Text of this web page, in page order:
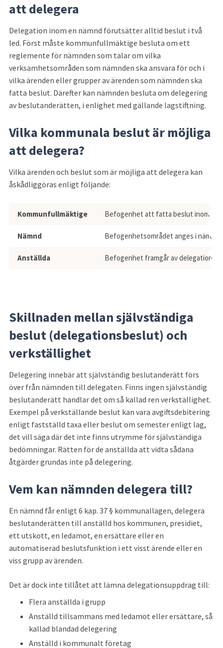
att delegera
Delegation inom en nämnd förutsätter alltid beslut i två
led. Först måste kommunfullmäktige besluta om ett
reglemente för nämnden som talar om vilka
verksamhetsområden som nämnden ska ansvara för och i
vilka ärenden eller grupper av ärenden som nämnden ska
fatta beslut. Därefter kan nämnden besluta om delegering
av beslutanderätten, i enlighet med gällande lagstiftning.
Vilka kommunala beslut är möjliga
att delegera?
Vilka ärenden och beslut som är möjliga att delegera kan
åskådliggöras enligt följande:
Vilka ärenden och beslut som är
Kommunfullmäktige Befogenhet att fatta beslut inom den
Nämnd Befogenhetsområdet anges i
Anställda Befogenhet framgår av
Skillnaden mellan självständiga
beslut (delegationsbeslut) och
verkställighet
Delegering innebär att självständig beslutanderätt förs
över från nämnden till delegaten. Finns ingen självständig
beslutanderätt handlar det om så kallad ren verkställighet.
Exempel på verkställande beslut kan vara avgiftsdebitering
enligt fastställd taxa eller beslut om semester enligt lag,
det vill säga där det inte finns utrymme för självständiga
bedömningar. Rätten för de anställda att vidta sådana
åtgärder grundas inte på delegering.
Vem kan nämnden delegera till?
En nämnd får enligt 6 kap. 37 § kommunallagen, delegera
beslutanderätten till anställd hos kommunen, presidiet,
ett utskott, en ledamot, en ersättare eller en
automatiserad beslutsfunktion i ett visst ärende eller en
viss grupp av ärenden.
Det är dock inte tillåtet att lämna delegationsuppdrag till:
Flera anställda i grupp
Anställd tillsammans med ledamot eller ersättare, så
kallad blandad delegering
Anställd i kommunalt företag